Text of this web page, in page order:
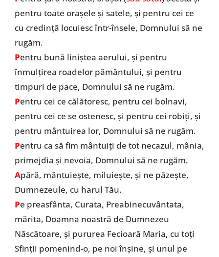
pentru toate orașele și satele, și pentru cei ce
cu credință locuiesc într-însele, Domnului să ne
rugăm.
Pentru bună liniștea aerului, și pentru
înmulțirea roadelor pământului, și pentru
timpuri de pace, Domnului să ne rugăm.
Pentru cei ce călătoresc, pentru cei bolnavi,
pentru cei ce se ostenesc, și pentru cei robiți, și
pentru mântuirea lor, Domnului să ne rugăm.
Pentru ca să fim mântuiți de tot necazul, mânia,
primejdia și nevoia, Domnului să ne rugăm.
Apără, mântuiește, miluiește, și ne păzește,
Dumnezeule, cu harul Tău.
Pe preasfânta, Curata, Preabinecuvântata,
mărita, Doamna noastră de Dumnezeu
Născătoare, și pururea Fecioară Maria, cu toți
Sfinții pomenind-o, pe noi înșine, și unul pe